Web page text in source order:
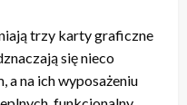
trzy karty graficzne
się nieco
a na ich wyposażeniu